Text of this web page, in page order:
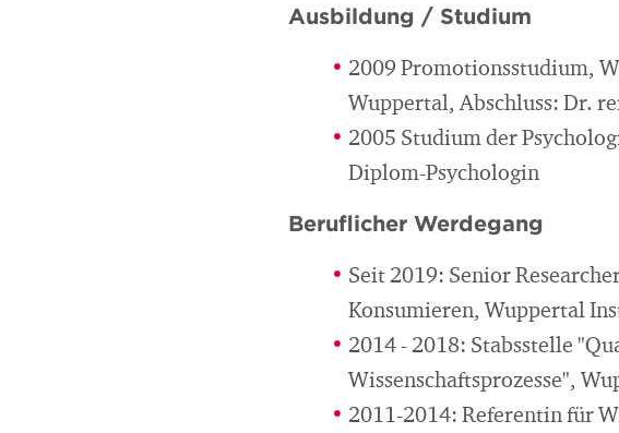
Ausbildung / Studium
2009 Promotionsstudium,
Wuppertal, Abschluss: Dr.
2005 Studium der
Diplom-Psychologin
Beruflicher Werdegang
Seit 2019: Senior
Konsumieren, Wuppertal
2014 - 2018: Stabsstelle
Wissenschaftsprozesse",
2011-2014: Referentin für